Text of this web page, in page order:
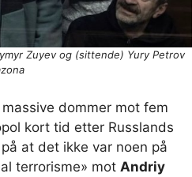
Zuyev og (sittende) Yury Petrov
dommer mot fem
kort tid etter Russlands
at det ikke var noen på
terrorisme» mot Andriy